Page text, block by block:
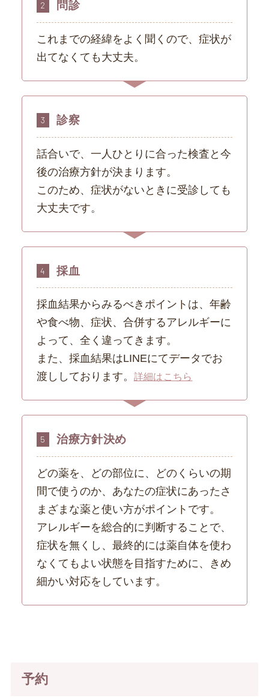
2 問診
これまでの経緯をよく聞くので、症状が
出てなくても大丈夫。
3 診察
話合いで、一人ひとりに合った検査と今
後の治療方針が決まります。
このため、症状がないときに受診しても
大丈夫です。
4 採血
採血結果からみるべきポイントは、年齢
や食べ物、症状、合併するアレルギーに
よって、全く違ってきます。
また、採血結果はLINEにてデータでお
渡ししております。
詳細はこちら
5 治療方針決め
どの薬を、どの部位に、どのくらいの期
間で使うのか、あなたの症状にあったさ
まざまな薬と使い方がポイントです。
アレルギーを総合的に判断することで、
症状を無くし、最終的には薬自体を使わ
なくてもよい状態を目指すために、きめ
細かい対応をしています。
予約